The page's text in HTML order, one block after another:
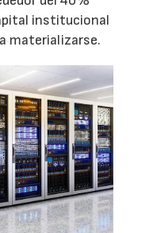
institucional
materializarse.